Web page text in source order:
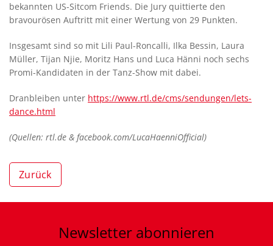
bekannten US-Sitcom Friends. Die Jury quittierte den
bravourösen Auftritt mit einer Wertung von 29 Punkten.
Insgesamt sind so mit Lili Paul-Roncalli, Ilka Bessin, Laura
Müller, Tijan Njie, Moritz Hans und Luca Hänni noch sechs
Promi-Kandidaten in der Tanz-Show mit dabei.
Dranbleiben unter https://www.rtl.de/cms/sendungen/lets-
dance.html
(Quellen: rtl.de & facebook.com/LucaHaenniOfficial)
Zurück
Newsletter abonnieren